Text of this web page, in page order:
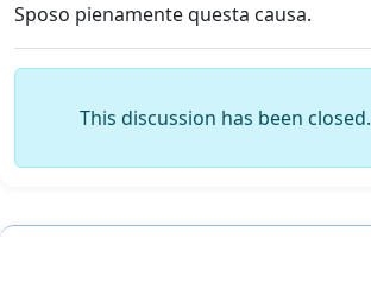
Sposo pienamente questa causa.
This discussion has been closed.